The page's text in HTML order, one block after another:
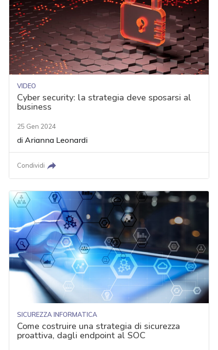
VIDEO
Cyber security: la strategia deve sposarsi al
business
25 Gen 2024
diArianna Leonardi
Condividi
SICUREZZA INFORMATICA
Come costruire una strategia di sicurezza
proattiva, dagli endpoint al SOC